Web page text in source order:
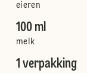
eieren
100 ml
melk
1 verpakking